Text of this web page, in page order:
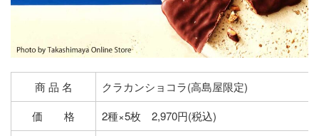
商 品 名
クラカンショコラ(高島屋限定)
価 格
2種×5枚 2,970円(税込)